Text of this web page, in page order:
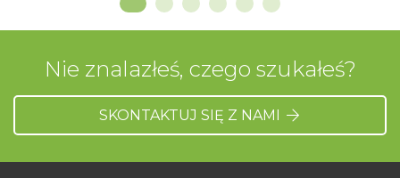
Nie znalazłeś, czego szukałeś?
SKONTAKTUJ SIĘ Z NAMI